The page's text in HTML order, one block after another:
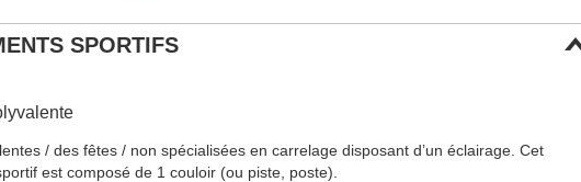
SPORTIFS
/ des fêtes / non spécialisées en carrelage disposant d’un éclairage. Cet
est composé de 1 couloir (ou piste, poste).